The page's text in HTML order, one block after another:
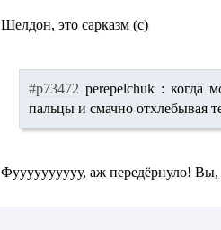
Шелдон, это сарказм (с)
#p73472 perepelchuk : когда
пальцы и смачно отхлебывая
Фуууууууууу, аж передёрнуло!